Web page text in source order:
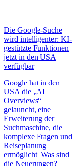
Die Google-Suche
wird intelligenter: KI-
gestützte Funktionen
jetzt in den USA
verfügbar
Google hat in den
USA die „AI
Overviews“
gelauncht, eine
Erweiterung der
Suchmaschine, die
komplexe Fragen und
Reiseplanung
ermöglicht. Was sind
die Neuerungen?